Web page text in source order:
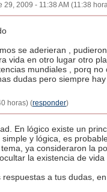
29, 2009 - 11:38 AM (11:38
se aderieran ,
vida en otro lugar otro
mundiales , porq
dudas pero siempre hay
horas) (responder)
En lógico existe un
y lógica, es
ya consideraron la
la existencia de
a tus dudas,